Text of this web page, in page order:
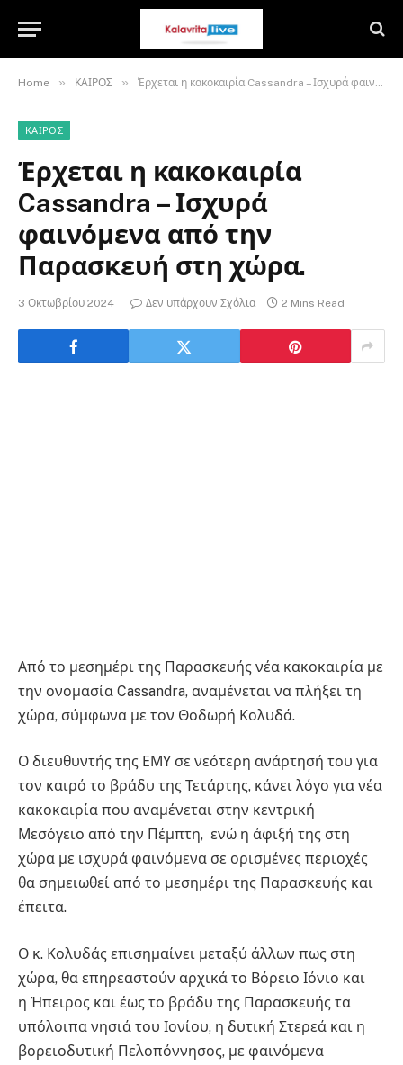
Home » ΚΑΙΡΟΣ » Έρχεται η κακοκαιρία Cassandra – Ισχυρά φαινόμενα από την Παρασκευή στη χώρα.
ΚΑΙΡΟΣ
Έρχεται η κακοκαιρία
Cassandra – Ισχυρά
φαινόμενα από την
Παρασκευή στη χώρα.
3 Οκτωβρίου 2024 Δεν υπάρχουν Σχόλια 2 Mins Read
Από το μεσημέρι της Παρασκευής νέα κακοκαιρία με
την ονομασία Cassandra, αναμένεται να πλήξει τη
χώρα, σύμφωνα με τον Θοδωρή Κολυδά.
Ο διευθυντής της ΕΜΥ σε νεότερη ανάρτησή του για
τον καιρό το βράδυ της Τετάρτης, κάνει λόγο για νέα
κακοκαιρία που αναμένεται στην κεντρική
Μεσόγειο από την Πέμπτη, ενώ η άφιξή της στη
χώρα με ισχυρά φαινόμενα σε ορισμένες περιοχές
θα σημειωθεί από το μεσημέρι της Παρασκευής και
έπειτα.
Ο κ. Κολυδάς επισημαίνει μεταξύ άλλων πως στη
χώρα, θα επηρεαστούν αρχικά το Βόρειο Ιόνιο και
η Ήπειρος και έως το βράδυ της Παρασκευής τα
υπόλοιπα νησιά του Ιονίου, η δυτική Στερεά και η
βορειοδυτική Πελοπόννησος, με φαινόμενα